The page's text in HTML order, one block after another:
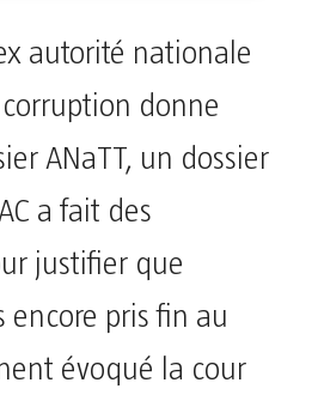
autorité nationale
donne
ANaTT, un dossier
a fait des
justifier que
encore pris fin au
évoqué la cour